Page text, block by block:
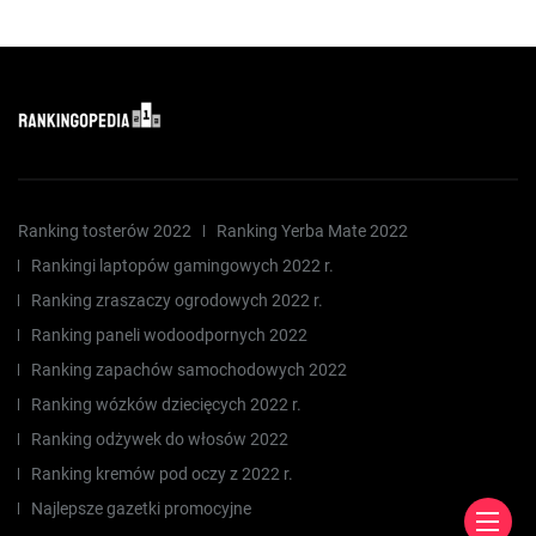
Ranking tosterów 2022
Ranking Yerba Mate 2022
Rankingi laptopów gamingowych 2022 r.
Ranking zraszaczy ogrodowych 2022 r.
Ranking paneli wodoodpornych 2022
Ranking zapachów samochodowych 2022
Ranking wózków dziecięcych 2022 r.
Ranking odżywek do włosów 2022
Ranking kremów pod oczy z 2022 r.
Najlepsze gazetki promocyjne